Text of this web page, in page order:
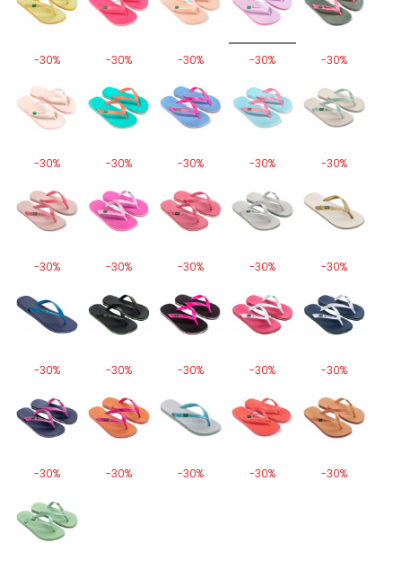
-30% -30% -30% -30% -30%
-30% -30% -30% -30% -30%
-30% -30% -30% -30% -30%
-30% -30% -30% -30% -30%
-30% -30% -30% -30% -30%